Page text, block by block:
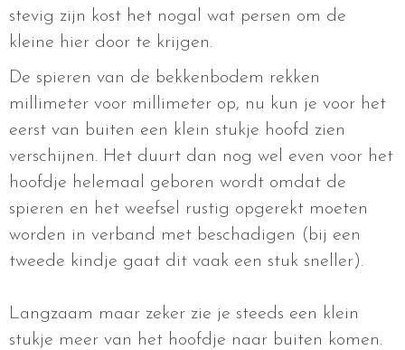
stevig zijn kost het nogal wat persen om de
kleine hier door te krijgen.
De spieren van de bekkenbodem rekken
millimeter voor millimeter op, nu kun je voor het
eerst van buiten een klein stukje hoofd zien
verschijnen. Het duurt dan nog wel even voor het
hoofdje helemaal geboren wordt omdat de
spieren en het weefsel rustig opgerekt moeten
worden in verband met beschadigen (bij een
tweede kindje gaat dit vaak een stuk sneller).
Langzaam maar zeker zie je steeds een klein
stukje meer van het hoofdje naar buiten komen.